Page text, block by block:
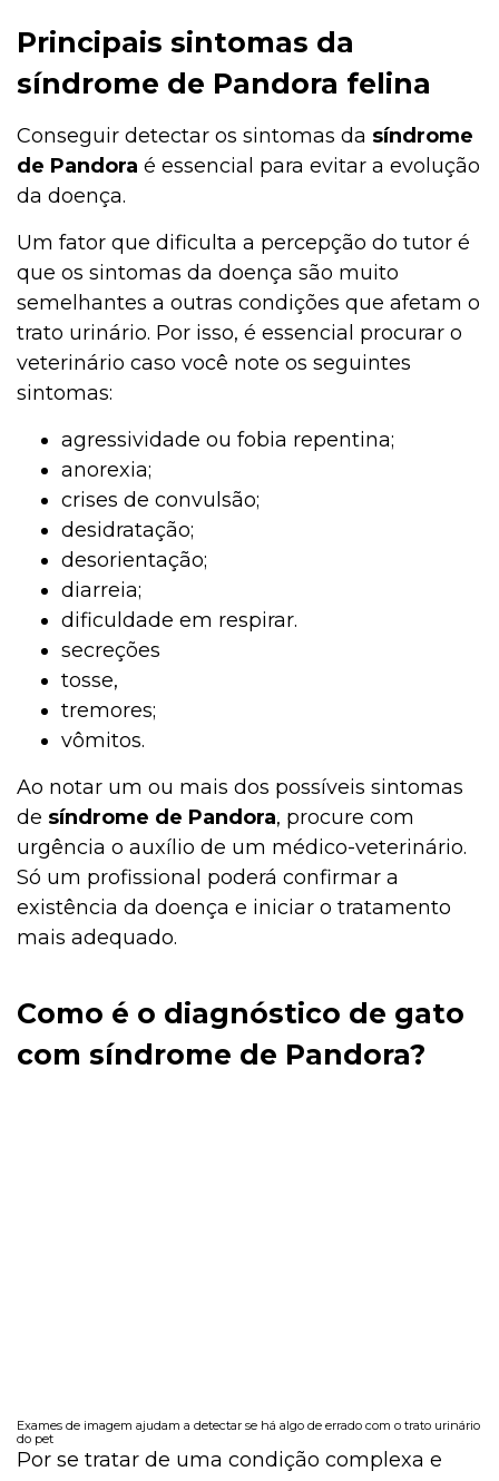
Principais sintomas da
síndrome de Pandora felina
Conseguir detectar os sintomas da síndrome
de Pandora é essencial para evitar a evolução
da doença.
Um fator que dificulta a percepção do tutor é
que os sintomas da doença são muito
semelhantes a outras condições que afetam o
trato urinário. Por isso, é essencial procurar o
veterinário caso você note os seguintes
sintomas:
agressividade ou fobia repentina;
anorexia;
crises de convulsão;
desidratação;
desorientação;
diarreia;
dificuldade em respirar.
secreções
tosse,
tremores;
vômitos.
Ao notar um ou mais dos possíveis sintomas
de síndrome de Pandora, procure com
urgência o auxílio de um médico-veterinário.
Só um profissional poderá confirmar a
existência da doença e iniciar o tratamento
mais adequado.
Como é o diagnóstico de gato
com síndrome de Pandora?
Exames de imagem ajudam a detectar se há algo de errado com o trato urinário
do pet
Por se tratar de uma condição complexa e